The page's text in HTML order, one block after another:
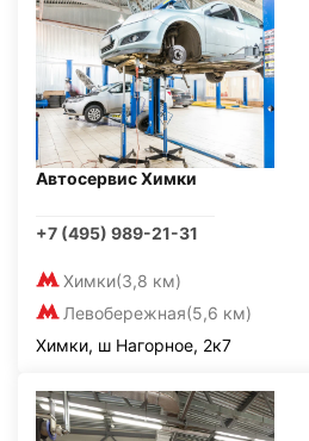
Автосервис Химки
+7 (495) 989-21-31
Химки(3,8 км)
Левобережная(5,6 км)
Химки, ш Нагорное, 2к7